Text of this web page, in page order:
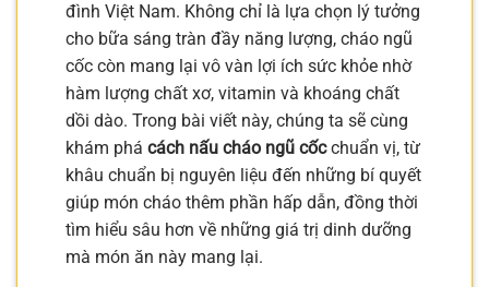
đình Việt Nam. Không chỉ là lựa chọn lý tưởng
cho bữa sáng tràn đầy năng lượng, cháo ngũ
cốc còn mang lại vô vàn lợi ích sức khỏe nhờ
hàm lượng chất xơ, vitamin và khoáng chất
dồi dào. Trong bài viết này, chúng ta sẽ cùng
khám phá cách nấu cháo ngũ cốcchuẩn vị, từ
khâu chuẩn bị nguyên liệu đến những bí quyết
giúp món cháo thêm phần hấp dẫn, đồng thời
tìm hiểu sâu hơn về những giá trị dinh dưỡng
mà món ăn này mang lại.